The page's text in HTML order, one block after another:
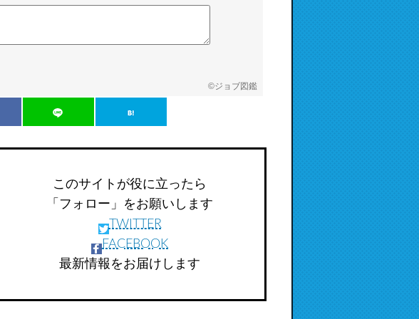
©ジョブ図鑑
このサイトが役に立ったら
「フォロー」をお願いします
TWITTER
FACEBOOK
最新情報をお届けします